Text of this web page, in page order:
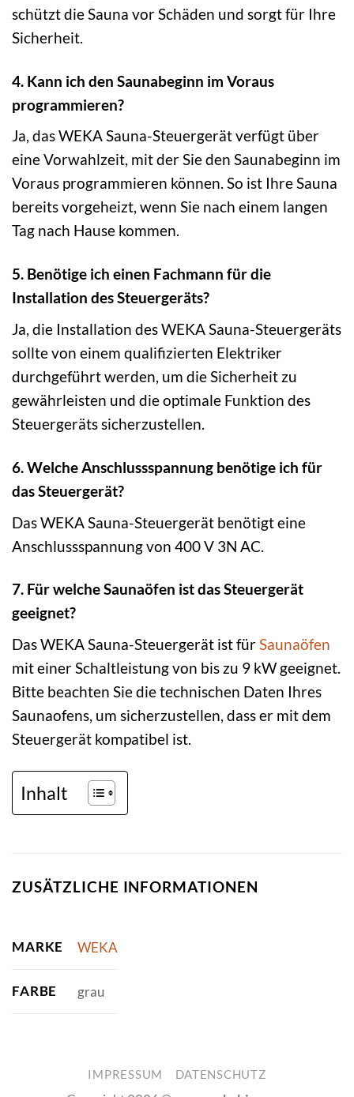
schützt die Sauna vor Schäden und sorgt für Ihre
Sicherheit.
4. Kann ich den Saunabeginn im Voraus
programmieren?
Ja, das WEKA Sauna-Steuergerät verfügt über
eine Vorwahlzeit, mit der Sie den Saunabeginn im
Voraus programmieren können. So ist Ihre Sauna
bereits vorgeheizt, wenn Sie nach einem langen
Tag nach Hause kommen.
5. Benötige ich einen Fachmann für die
Installation des Steuergeräts?
Ja, die Installation des WEKA Sauna-Steuergeräts
sollte von einem qualifizierten Elektriker
durchgeführt werden, um die Sicherheit zu
gewährleisten und die optimale Funktion des
Steuergeräts sicherzustellen.
6. Welche Anschlussspannung benötige ich für
das Steuergerät?
Das WEKA Sauna-Steuergerät benötigt eine
Anschlussspannung von 400 V 3N AC.
7. Für welche Saunaöfen ist das Steuergerät
geeignet?
Das WEKA Sauna-Steuergerät ist fürSaunaöfen
mit einer Schaltleistung von bis zu 9 kW geeignet.
Bitte beachten Sie die technischen Daten Ihres
Saunaofens, um sicherzustellen, dass er mit dem
Steuergerät kompatibel ist.
Inhalt
ZUSÄTZLICHE INFORMATIONEN
MARKE WEKA
FARBE grau
IMPRESSUM DATENSCHUTZ